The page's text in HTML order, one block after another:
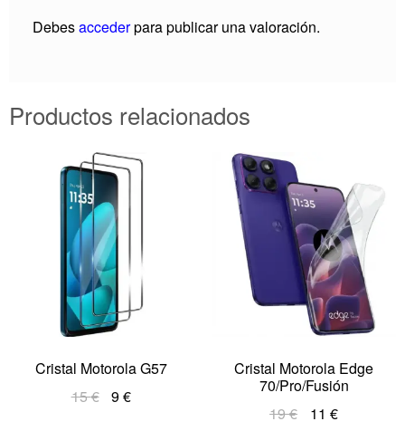
Debesaccederpara publicar una valoración.
Productos relacionados
Cristal Motorola G57
15€ 9€
Cristal Motorola Edge
70/Pro/Fusión
19€ 11 €